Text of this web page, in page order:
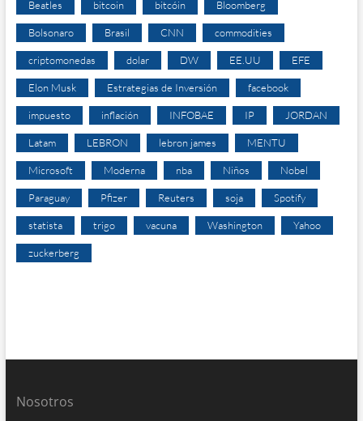
Beatles bitcoin bitcóin Bloomberg
Bolsonaro Brasil CNN commodities
criptomonedas dolar DW EE.UU EFE
Elon Musk Estrategias de Inversión facebook
impuesto inflación INFOBAE IP JORDAN
Latam LEBRON lebron james MENTU
Microsoft Moderna nba Niños Nobel
Paraguay Pfizer Reuters soja Spotify
statista trigo vacuna Washington Yahoo
zuckerberg
Nosotros